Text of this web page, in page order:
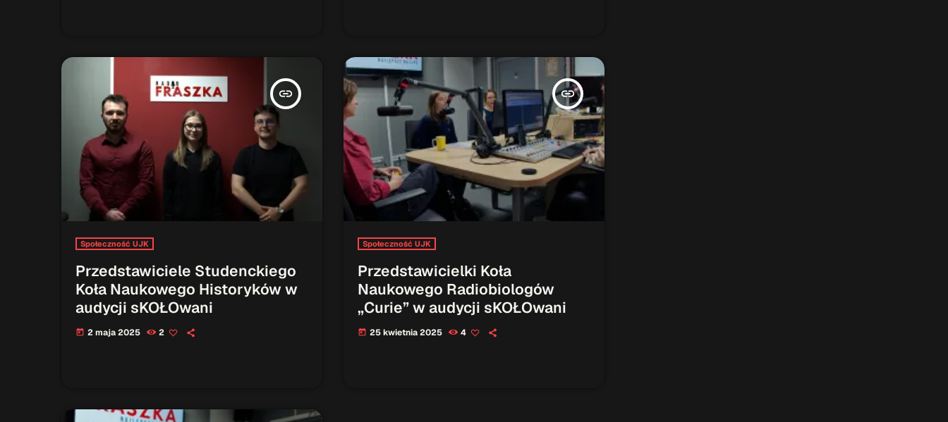
insert_link
Społeczność UJK
Przedstawiciele Studenckiego
Koła Naukowego Historyków w
audycji sKOŁOwani
today 2 maja 2025 2
insert_link
Społeczność UJK
Przedstawicielki Koła
Naukowego Radiobiologów
„Curie” w audycji sKOŁOwani
today 25 kwietnia 2025 4